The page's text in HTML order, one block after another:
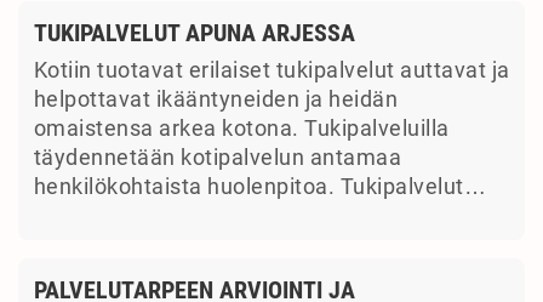
TUKIPALVELUT APUNA ARJESSA
Kotiin tuotavat erilaiset tukipalvelut auttavat ja
helpottavat ikääntyneiden ja heidän
omaistensa arkea kotona. Tukipalveluilla
täydennetään kotipalvelun antamaa
henkilökohtaista huolenpitoa. Tukipalvelut…
PALVELUTARPEEN ARVIOINTI JA